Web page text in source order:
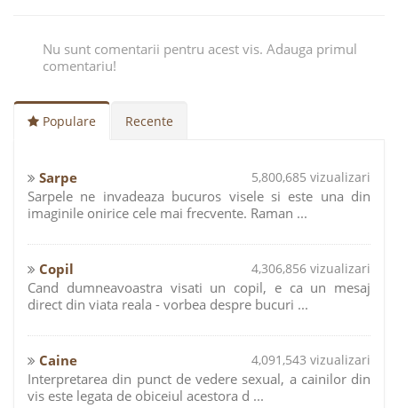
Nu sunt comentarii pentru acest vis. Adauga primul
comentariu!
Populare Recente
Sarpe 5,800,685 vizualizari
Sarpele ne invadeaza bucuros visele si este una din
imaginile onirice cele mai frecvente. Raman ...
Copil 4,306,856 vizualizari
Cand dumneavoastra visati un copil, e ca un mesaj
direct din viata reala - vorbea despre bucuri ...
Caine 4,091,543 vizualizari
Interpretarea din punct de vedere sexual, a cainilor din
vis este legata de obiceiul acestora d ...